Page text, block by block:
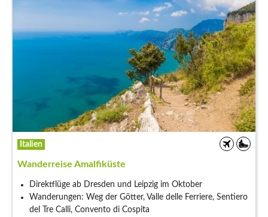
Italien
Wanderreise Amalfiküste
Direktflüge ab Dresden und Leipzig im Oktober
Wanderungen: Weg der Götter, Valle delle Ferriere, Sentiero
del Tre Calli, Convento di Cospita